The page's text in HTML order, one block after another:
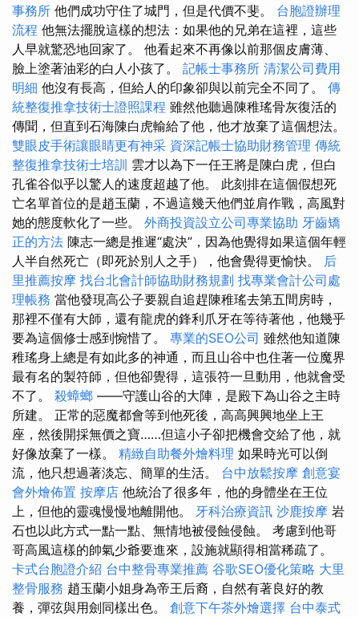
事務所 他們成功守住了城門，但是代價不斐。 台胞證辦理
流程 他無法擺脫這樣的想法：如果他的兄弟在這裡，這些
人早就驚恐地回家了。 他看起來不再像以前那個皮膚薄、
臉上塗著油彩的白人小孩了。 記帳士事務所 清潔公司費用
明細 他沒有長高，但給人的印象卻與以前完全不同了。 傳
統整復推拿技術士證照課程 雖然他聽過陳稚瑤骨灰復活的
傳聞，但直到石海陳白虎輸給了他，他才放棄了這個想法。
雙眼皮手術讓眼睛更有神采 資深記帳士協助財務管理 傳統
整復推拿技術士培訓 雲才以為下一任王將是陳白虎，但白
孔雀谷似乎以驚人的速度超越了他。 此刻排在這個假想死
亡名單首位的是趙玉蘭，不過這幾天他們並肩作戰，高風對
她的態度軟化了一些。 外商投資設立公司專業協助 牙齒矯
正的方法 陳志一總是推遲“處決”，因為他覺得如果這個年輕
人半自然死亡（即死於別人之手），他會覺得更愉快。 后
里推薦按摩 找台北會計師協助財務規劃 找專業會計公司處
理帳務 當他發現高公子要親自追趕陳稚瑤去第五間房時，
那裡不僅有大師，還有龍虎的鋒利爪牙在等待著他，他幾乎
要為這個修士感到惋惜了。 專業的SEO公司 雖然他知道陳
稚瑤身上總是有如此多的神通，而且山谷中也住著一位魔界
最有名的製符師，但他卻覺得，這張符一旦動用，他就會受
不了。 殺蟑螂 ——守護山谷的大陣，是殿下為山谷之主時
所建。 正常的惡魔都會等到他死後，高高興興地坐上王
座，然後開採無價之寶……但這小子卻把機會交給了他，就
好像放棄了一樣。 精緻自助餐外燴料理 如果時光可以倒
流，他只想過著淡忘、簡單的生活。 台中放鬆按摩 創意宴
會外燴佈置 按摩店 他統治了很多年，他的身體坐在王位
上，但他的靈魂慢慢地離開他。 牙科治療資訊 沙鹿按摩 岩
石也以此方式一點一點、無情地被侵蝕侵蝕。 考慮到他哥
哥高風這樣的帥氣少爺要進來，設施就顯得相當稀疏了。
卡式台胞證介紹 台中整骨專業推薦 谷歌SEO優化策略 大里
整骨服務 趙玉蘭小姐身為帝王后裔，自然有著良好的教
養，彈弦與用劍同樣出色。 創意下午茶外燴選擇 台中泰式